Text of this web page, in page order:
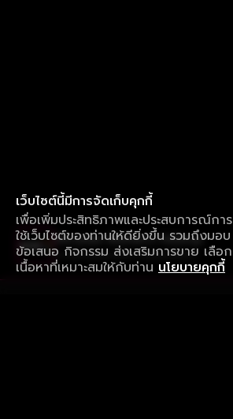
เว็บไซต์นี้มีการจัดเก็บคุกกี้
เพื่อเพิ่มประสิทธิภาพและประสบการณ์การ
ใช้เว็บไซต์ของท่านให้ดียิ่งขึ้น รวมถึงมอบ
ข้อเสนอ กิจกรรม ส่งเสริมการขาย เลือก
เนื้อหาที่เหมาะสมให้กับท่าน นโยบายคุกกี้
ใช้งานแอป ลื่นไหลกว่า ไม่มีสะดุด
ดาวน์โหลดแอปเพื่อการรับชมที่ดีกว่า